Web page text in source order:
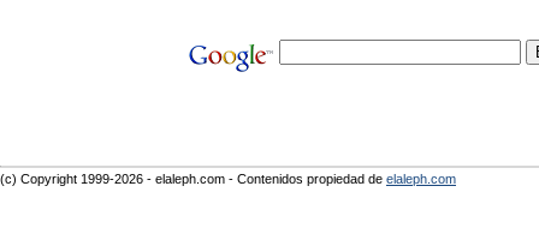
(c) Copyright 1999-2026 - elaleph.com - Contenidos propiedad de elaleph.com